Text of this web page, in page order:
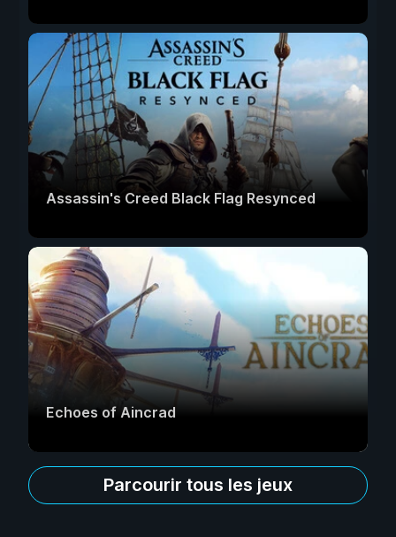
Assassin's Creed Black Flag Resynced
Echoes of Aincrad
Parcourir tous les jeux